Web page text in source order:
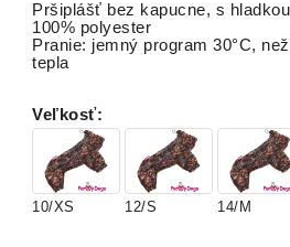
Pršiplášť bez kapucne, s
100% polyester
Pranie: jemný program 30°C,
tepla
Veľkosť:
10/XS 12/S 14/M